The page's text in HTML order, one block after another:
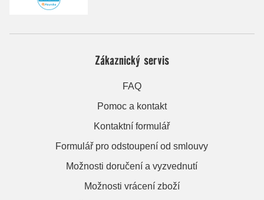
Zákaznický servis
FAQ
Pomoc a kontakt
Kontaktní formulář
Formulář pro odstoupení od smlouvy
Možnosti doručení a vyzvednutí
Možnosti vrácení zboží